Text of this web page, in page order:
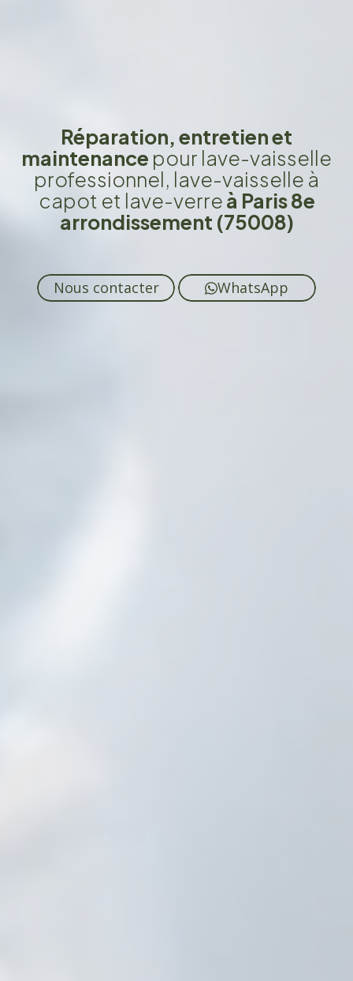
Réparation, entretien et
maintenance pour lave-vaisselle
professionnel, lave-vaisselle à
capot et lave-verreà Paris 8e
arrondissement (75008)
Nous contacter WhatsApp